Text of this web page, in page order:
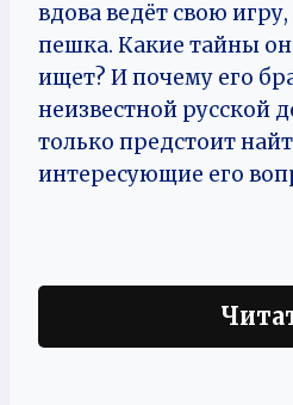
вдова ведёт свою
пешка. Какие тайны
ищет? И почему его
неизвестной русской
только предстоит
интересующие его